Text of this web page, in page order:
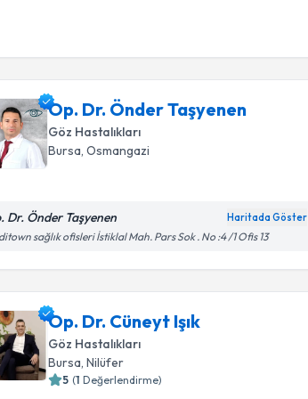
Op. Dr. Önder Taşyenen
Göz Hastalıkları
Bursa , Osmangazi
Dr. Önder Taşyenen Haritada Göster
sağlık ofisleri İstiklal Mah. Pars Sok . No :4 /1 Ofis 13
Op. Dr. Cüneyt Işık
Göz Hastalıkları
Bursa , Nilüfer
5 (1 Değerlendirme)